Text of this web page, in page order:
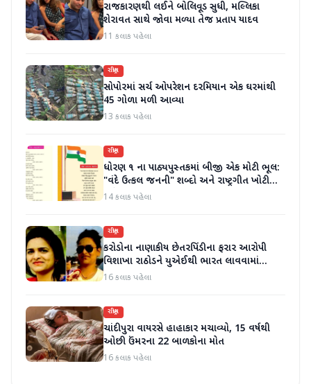
રાજકારણથી લઈને બોલિવૂડ સુધી, મલ્લિકા
શેરાવત સાથે જોવા મળ્યા તેજ પ્રતાપ યાદવ
11 કલાક પહેલા
રાષ્ટ્રીય
સોપોરમાં સર્ચ ઓપરેશન દરમિયાન એક ઘરમાંથી
45 ગોળા મળી આવ્યા
13 કલાક પહેલા
રાષ્ટ્રીય
ધોરણ ૧ ના પાઠ્યપુસ્તકમાં બીજી એક મોટી ભૂલ:
"વંદે ઉત્કલ જનની" શબ્દો અને રાષ્ટ્રગીત ખોટી
રીતે છાપવામાં આવ્યા
14 કલાક પહેલા
રાષ્ટ્રીય
કરોડોના નાણાકીય છેતરપિંડીના ફરાર આરોપી
વિશાખા રાઠોડને યુએઈથી ભારત લાવવામાં
આવ્યો
16 કલાક પહેલા
રાષ્ટ્રીય
ચાંદીપુરા વાયરસે હાહાકાર મચાવ્યો, 15 વર્ષથી
ઓછી ઉંમરના 22 બાળકોના મોત
16 કલાક પહેલા